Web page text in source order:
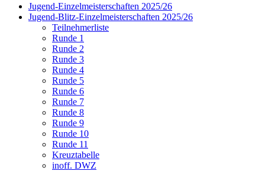
Jugend-Einzelmeisterschaften 2025/26
Jugend-Blitz-Einzelmeisterschaften 2025/26
Teilnehmerliste
Runde 1
Runde 2
Runde 3
Runde 4
Runde 5
Runde 6
Runde 7
Runde 8
Runde 9
Runde 10
Runde 11
Kreuztabelle
inoff. DWZ